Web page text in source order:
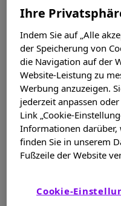
Zur Person
Professor
und
Jahr 2015 in
COGITO am Life
gegründet.
Forschung an
Heinrich-Heine-
tätig.
Wort für Müdigkeit.
Ihre
Indem Sie auf „Alle
der Speicherung von
die Navigation auf der
Website-Leistung zu
Werbung anzuzeigen.
jederzeit anpassen
Link „Cookie-
Informationen darüber,
finden Sie in unserem
Fußzeile der Website
Cookie-